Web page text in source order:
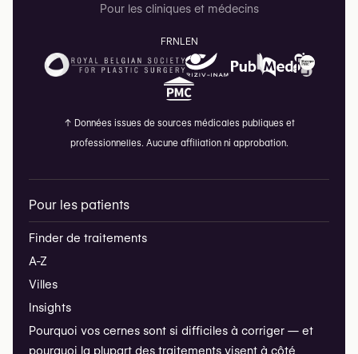
Privilégiez la sécurité plutôt que l’économie
Le BBL n’est pas une intervention
standardisée — et il ne doit jamais être
bâclé. Choisissez des chirurgiens qui
privilégient la technique, la sécurité et le
suivi postopératoire.
Combien coûte un BBL en Belgique ?
En Belgique, un Brazilian Butt Lift coûte généralement
Le nombre de zones de liposuccion traitées
L’expertise et la certification du chirurgien
Pour les cliniques et médecins
FRNL EN
↑ Données issues de sources médicales publiques et
professionnelles. Aucune affiliation ni approbation.
Pour les patients
Finder de traitements
A-Z
Villes
Insights
Pourquoi vos cernes sont si difficiles à corriger — et
pourquoi la plupart des traitements visent à côté